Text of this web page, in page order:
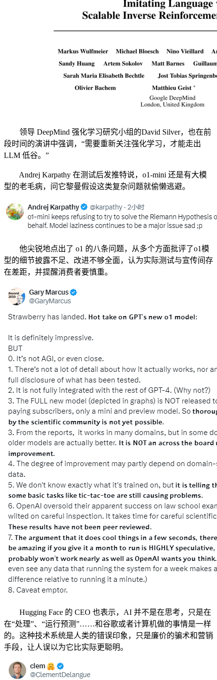
领导 DeepMind 强化学习研究小组的David Silver，也在前
段时间的演讲中强调，“需要重新关注强化学习，才能走出
LLM 低谷。”
Andrej Karpathy 在测试后发推特说，o1-mini 还是有大模
型的老毛病，问它黎曼假设这类复杂问题就偷懒逃避。
他尖锐地点出了 o1 的八条问题，从多个方面批评了o1模
型的细节披露不足、改进不够全面，认为实际测试与宣传间存
在差距，并提醒消费者要慎重。
Hugging Face 的 CEO 也表示，AI 并不是在思考，只是在
在“处理”、“运行预测”……和谷歌或者计算机做的事情是一样
的。这种技术系统是人类的错误印象，只是廉价的骗术和营销
手段，让人误以为它比实际更聪明。